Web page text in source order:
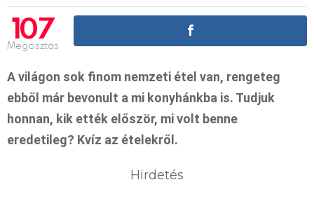
107
Megosztás
A világon sok finom nemzeti étel van, rengeteg
ebből már bevonult a mi konyhánkba is. Tudjuk
honnan, kik ették először, mi volt benne
eredetileg? Kvíz az ételekről.
Hirdetés